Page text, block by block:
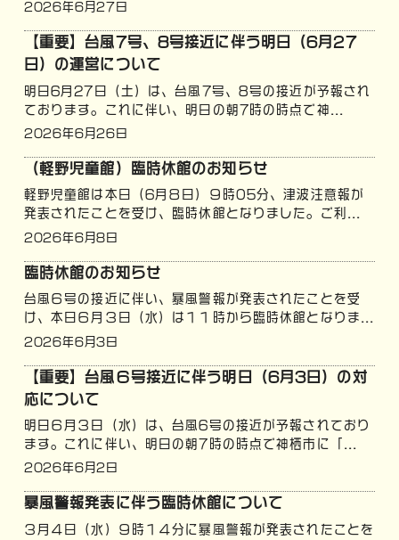
2026年6月27日
【重要】台風7号、8号接近に伴う明日（6月27
日）の運営について
明日6月27日（土）は、台風7号、8号の接近が予報され
ております。これに伴い、明日の朝7時の時点で神...
2026年6月26日
（軽野児童館）臨時休館のお知らせ
軽野児童館は本日（6月８日）９時05分、津波注意報が
発表されたことを受け、臨時休館となりました。ご利...
2026年6月8日
臨時休館のお知らせ
台風６号の接近に伴い、暴風警報が発表されたことを受
け、本日６月３日（水）は１１時から臨時休館となりま...
2026年6月3日
【重要】台風６号接近に伴う明日（6月3日）の対
応について
明日６月３日（水）は、台風6号の接近が予報されており
ます。これに伴い、明日の朝7時の時点で神栖市に「...
2026年6月2日
暴風警報発表に伴う臨時休館について
３月４日（水）９時１４分に暴風警報が発表されたことを